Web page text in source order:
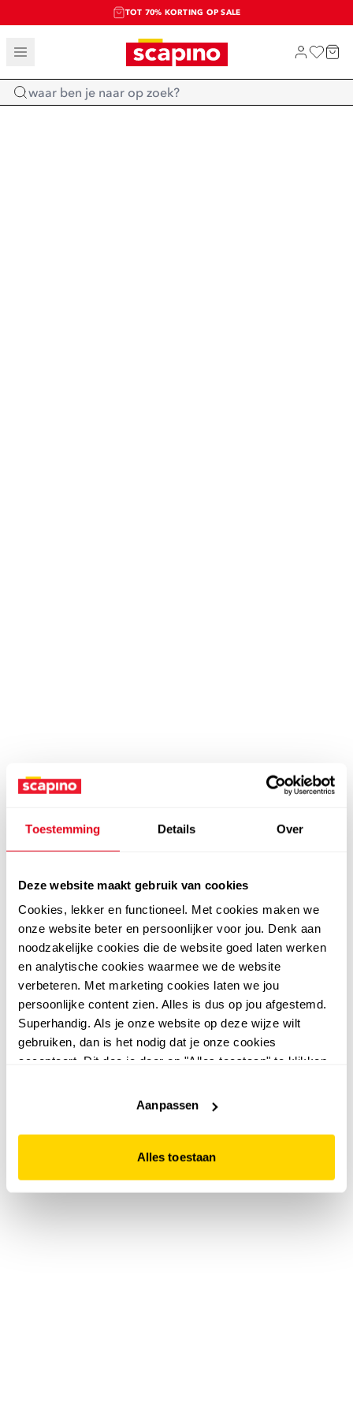
Toestemming Details Over
Deze website maakt gebruik van cookies
Cookies, lekker en functioneel. Met cookies maken we
onze website beter en persoonlijker voor jou. Denk aan
noodzakelijke cookies die de website goed laten werken
en analytische cookies waarmee we de website
verbeteren. Met marketing cookies laten we jou
persoonlijke content zien. Alles is dus op jou afgestemd.
Superhandig. Als je onze website op deze wijze wilt
gebruiken, dan is het nodig dat je onze cookies
accepteert. Dit doe je door op "Alles toestaan" te klikken.
website niet optimaal functioneert.
Aanpassen
Alles toestaan
TOT 70% KORTING OP SALE
SALE: LAATSTE KANS!
SHOP NIEUW
Home